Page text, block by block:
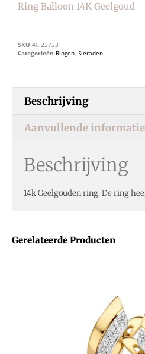
Gerelateerde Producten
Ring Balloon 14K Geelgoud
SKU 40.23733
Categorieën Ringen, Sieraden
Beschrijving
Aanvullende informatie
Beschrijving
14k Geelgouden ring. De ring